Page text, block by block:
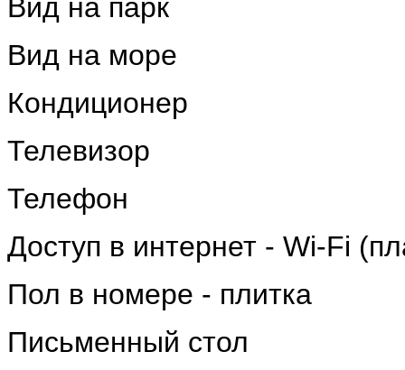
Вид на парк
Вид на море
Кондиционер
Телевизор
Телефон
Доступ в интернет - Wi-Fi
Пол в номере - плитка
Письменный стол